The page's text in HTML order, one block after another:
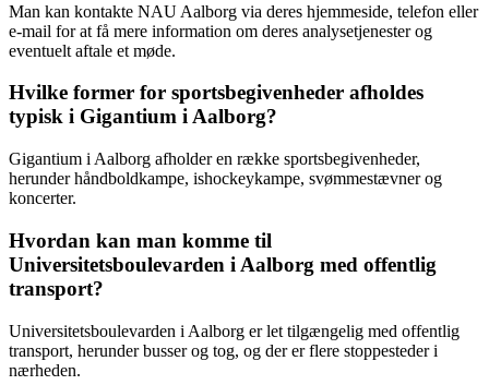
Man kan kontakte NAU Aalborg via deres hjemmeside, telefon eller
e-mail for at få mere information om deres analysetjenester og
eventuelt aftale et møde.
Hvilke former for sportsbegivenheder afholdes
typisk i Gigantium i Aalborg?
Gigantium i Aalborg afholder en række sportsbegivenheder,
herunder håndboldkampe, ishockeykampe, svømmestævner og
koncerter.
Hvordan kan man komme til
Universitetsboulevarden i Aalborg med offentlig
transport?
Universitetsboulevarden i Aalborg er let tilgængelig med offentlig
transport, herunder busser og tog, og der er flere stoppesteder i
nærheden.